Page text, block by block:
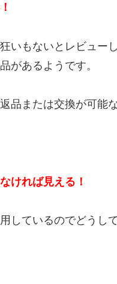
いもないとレビュー
があるようです。
品または交換が可能
ければ見える！
しているのでどうし